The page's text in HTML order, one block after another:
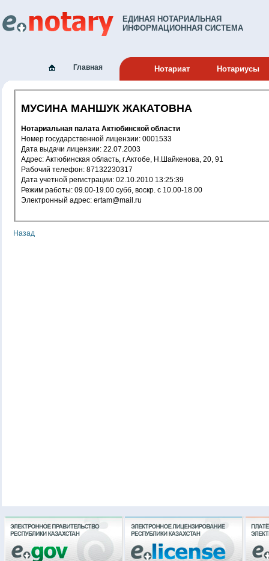
ЕДИНАЯ НОТАРИАЛЬНАЯ
ИНФОРМАЦИОННАЯ СИСТЕМА
Главная Нотариат Нотариусы
МУСИНА МАНШУК ЖАКАТОВНА
Нотариальная палата Актюбинской области
Номер государственной лицензии: 0001533
Дата выдачи лицензии: 22.07.2003
Адрес: Актюбинская область, г.Актобе, Н.Шайкенова, 20, 91
Рабочий телефон: 87132230317
Дата учетной регистрации: 02.10.2010 13:25:39
Режим работы: 09.00-19.00 субб, воскр. с 10.00-18.00
Электронный адрес: ertam@mail.ru
Назад